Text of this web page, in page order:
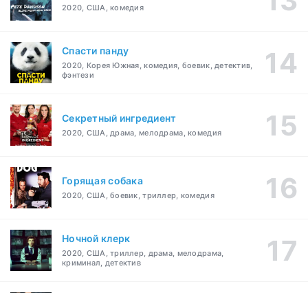
2020, США, комедия
Спасти панду
2020, Корея Южная, комедия, боевик, детектив,
фэнтези
Секретный ингредиент
2020, США, драма, мелодрама, комедия
Горящая собака
2020, США, боевик, триллер, комедия
Ночной клерк
2020, США, триллер, драма, мелодрама,
криминал, детектив